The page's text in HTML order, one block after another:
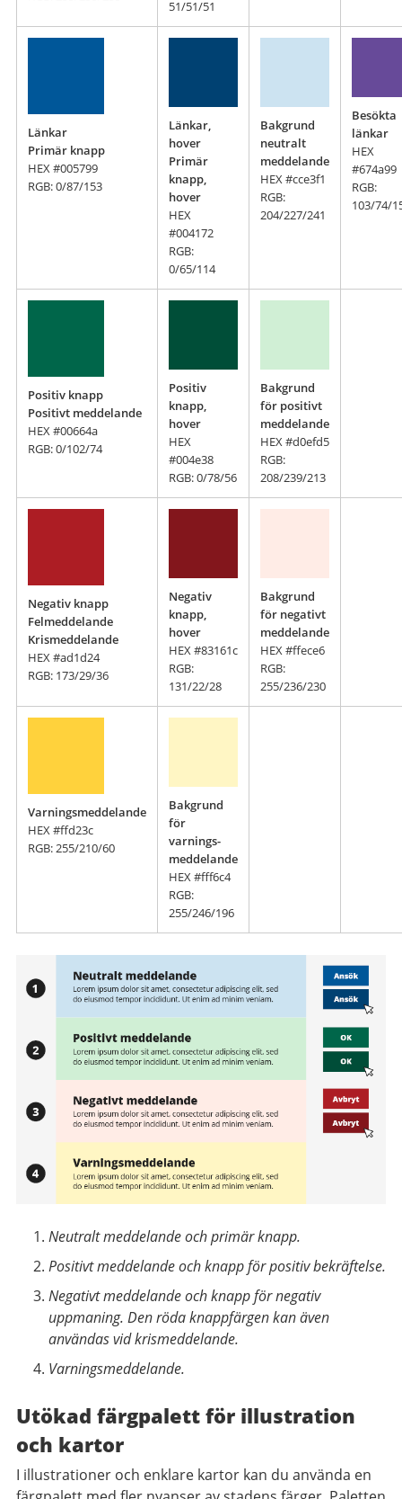
51/51/51
Länkar
Primär knapp
HEX #005799
RGB: 0/87/153
Länkar,
hover
Primär
knapp,
hover
HEX
#004172
RGB:
0/65/114
Bakgrund
neutralt
meddelande
HEX #cce3f1
RGB:
204/227/241
Besökta
länkar
HEX
#674a99
RGB:
103/74/
Positiv knapp
Positivt meddelande
HEX #00664a
RGB: 0/102/74
Positiv
knapp,
hover
HEX
#004e38
RGB: 0/78/56
Bakgrund
för positivt
meddelande
HEX #d0efd5
RGB:
208/239/213
Negativ knapp
Felmeddelande
Krismeddelande
HEX #ad1d24
RGB: 173/29/36
Negativ
knapp,
hover
HEX #83161c
RGB:
131/22/28
Bakgrund
för negativt
meddelande
HEX #ffece6
RGB:
255/236/230
Varningsmeddelande
HEX #ffd23c
RGB: 255/210/60
Bakgrund
för
varnings-
meddelande
HEX #fff6c4
RGB:
255/246/196
Neutralt meddelande och primär knapp.
Positivt meddelande och knapp för positiv bekräftelse.
Negativt meddelande och knapp för negativ
uppmaning. Den röda knappfärgen kan även
användas vid krismeddelande.
Varningsmeddelande.
Utökad färgpalett för illustration
och kartor
I illustrationer och enklare kartor kan du använda en